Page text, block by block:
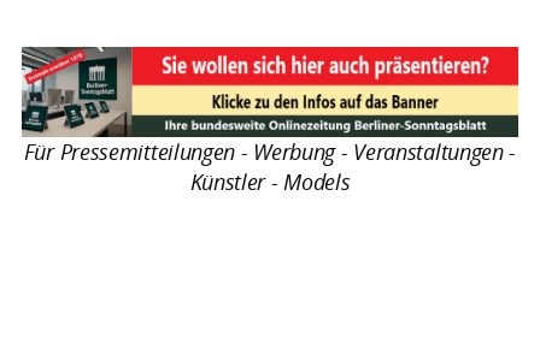
Für Pressemitteilungen - Werbung - Veranstaltungen -
Künstler - Models